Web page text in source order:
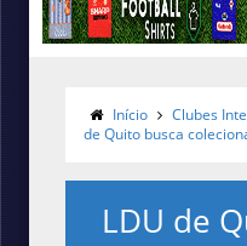
Início Clubes
de Quito busca
LDU de